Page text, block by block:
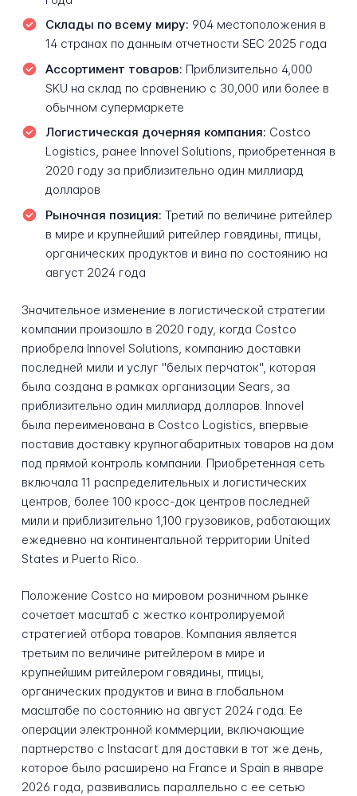
Склады по всему миру: 904 местоположения в
14 странах по данным отчетности SEC 2025 года
Ассортимент товаров: Приблизительно 4,000
SKU на склад по сравнению с 30,000 или более в
обычном супермаркете
Логистическая дочерняя компания: Costco
Logistics, ранее Innovel Solutions, приобретенная в
2020 году за приблизительно один миллиард
долларов
Рыночная позиция: Третий по величине ритейлер
в мире и крупнейший ритейлер говядины, птицы,
органических продуктов и вина по состоянию на
август 2024 года
Значительное изменение в логистической стратегии
компании произошло в 2020 году, когда Costco
приобрела Innovel Solutions, компанию доставки
последней мили и услуг "белых перчаток", которая
была создана в рамках организации Sears, за
приблизительно один миллиард долларов. Innovel
была переименована в Costco Logistics, впервые
поставив доставку крупногабаритных товаров на дом
под прямой контроль компании. Приобретенная сеть
включала 11 распределительных и логистических
центров, более 100 кросс-док центров последней
мили и приблизительно 1,100 грузовиков, работающих
ежедневно на континентальной территории United
States и Puerto Rico.
Положение Costco на мировом розничном рынке
сочетает масштаб с жестко контролируемой
стратегией отбора товаров. Компания является
третьим по величине ритейлером в мире и
крупнейшим ритейлером говядины, птицы,
органических продуктов и вина в глобальном
масштабе по состоянию на август 2024 года. Ее
операции электронной коммерции, включающие
партнерство с Instacart для доставки в тот же день,
которое было расширено на France и Spain в январе
2026 года, развивались параллельно с ее сетью